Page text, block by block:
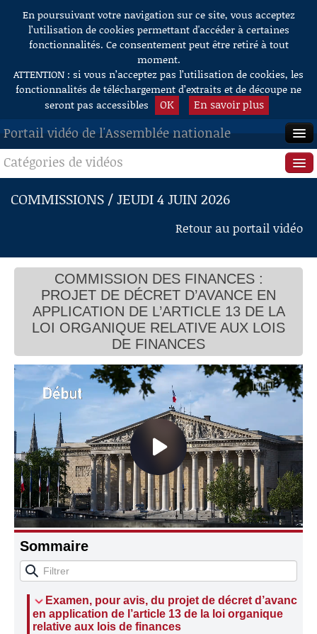
Aller au contenu
En poursuivant votre navigation sur ce site, vous acceptez
l’utilisation de cookies permettant d'accéder à certaines
fonctionnalités. Ce consentement peut être retiré à tout
moment.
ATTENTION : si vous n’acceptez pas l’utilisation de cookies, les
fonctionnalités de téléchargement d’extraits et de découpe ne
seront pas accessibles
OK En savoir plus
Portail vidéo de l'Assemblée nationale
ACCUEIL
EN DIRECT
RECHERCHE
AIDE À LA DÉCOUPE
DE VIDÉOS
Catégories de vidéos
Séance publique
Questions au Gouvernement
Commissions
Présidence
Évènements
Connaissance, Histoire
Autres
COMMISSIONS / JEUDI 4 JUIN 2026
Retour au portail vidéo
COMMISSION DES FINANCES :
PROJET DE DÉCRET D’AVANCE EN
APPLICATION DE L’ARTICLE 13 DE LA
LOI ORGANIQUE RELATIVE AUX LOIS
DE FINANCES
Sommaire
Examen, pour avis, du projet de décret d’avance
en application de l’article 13 de la loi organique
relative aux lois de finances